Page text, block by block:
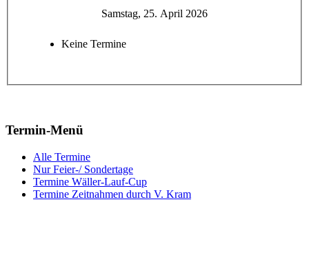
Samstag, 25. April 2026
Keine Termine
Termin-Menü
Alle Termine
Nur Feier-/ Sondertage
Termine Wäller-Lauf-Cup
Termine Zeitnahmen durch V. Kram